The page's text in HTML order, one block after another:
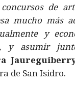
de
mucho más
y
y asumir
de San Isidro.